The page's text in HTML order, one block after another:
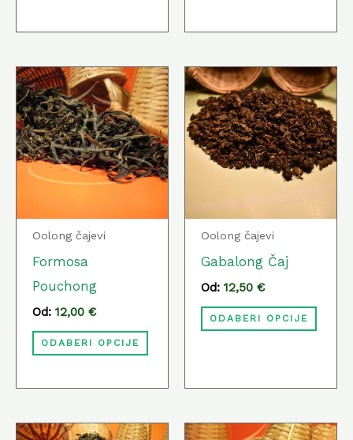
Oolong čajevi
Formosa
Pouchong
Od: 12,00 €
ODABERI OPCIJE
Ovaj
proizvod
ima
više
varijanti.
Oolong čajevi
Gabalong Čaj
Od: 12,50 €
ODABERI OPCIJE
Ovaj
ima
više
Ovaj Ovaj